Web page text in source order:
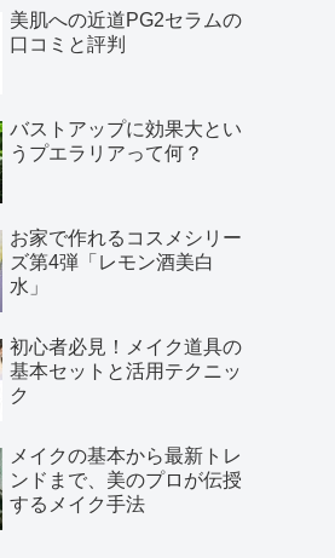
美肌への近道PG2セラムの
口コミと評判
バストアップに効果大とい
うプエラリアって何？
お家で作れるコスメシリー
ズ第4弾「レモン酒美白
水」
初心者必見！メイク道具の
基本セットと活用テクニッ
ク
メイクの基本から最新トレ
ンドまで、美のプロが伝授
するメイク手法